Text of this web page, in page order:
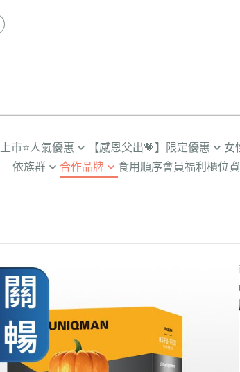
市⭐人氣優惠 【感恩父出💗】限定優惠
限時🔥任2件折$88
女
熟齡舒適
依族群
童
期
合作品牌
寵物嚴選➤Furluv樂球
食用順序會員福利 櫃位
成分解
BHK's
BHK’s